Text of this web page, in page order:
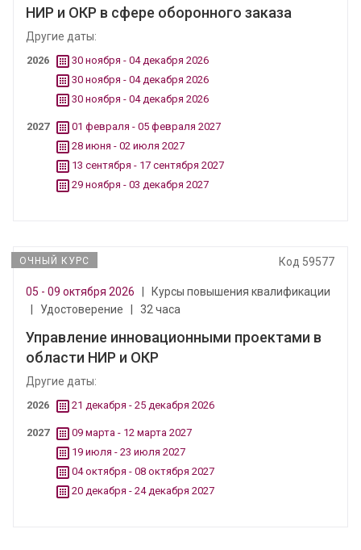
НИР и ОКР в сфере оборонного заказа
Другие даты:
2026
30 ноября - 04 декабря 2026
30 ноября - 04 декабря 2026
30 ноября - 04 декабря 2026
2027
01 февраля - 05 февраля 2027
28 июня - 02 июля 2027
13 сентября - 17 сентября 2027
29 ноября - 03 декабря 2027
ОЧНЫЙ КУРС Код 59577
05 - 09 октября 2026
Курсы повышения квалификации
Удостоверение 32 часа
Управление инновационными проектами в
области НИР и ОКР
Другие даты:
2026 21 декабря - 25 декабря 2026
2027
09 марта - 12 марта 2027
19 июля - 23 июля 2027
04 октября - 08 октября 2027
20 декабря - 24 декабря 2027